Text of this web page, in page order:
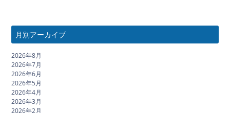
月別アーカイブ
2026年8月
2026年7月
2026年6月
2026年5月
2026年4月
2026年3月
2026年2月